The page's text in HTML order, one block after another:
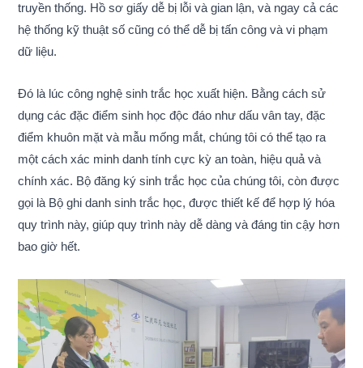
truyền thống. Hồ sơ giấy dễ bị lỗi và gian lận, và ngay cả các
hệ thống kỹ thuật số cũng có thể dễ bị tấn công và vi phạm
dữ liệu.
Đó là lúc công nghệ sinh trắc học xuất hiện. Bằng cách sử
dụng các đặc điểm sinh học độc đáo như dấu vân tay, đặc
điểm khuôn mặt và mẫu mống mắt, chúng tôi có thể tạo ra
một cách xác minh danh tính cực kỳ an toàn, hiệu quả và
chính xác. Bộ đăng ký sinh trắc học của chúng tôi, còn được
gọi là Bộ ghi danh sinh trắc học, được thiết kế để hợp lý hóa
quy trình này, giúp quy trình này dễ dàng và đáng tin cậy hơn
bao giờ hết.